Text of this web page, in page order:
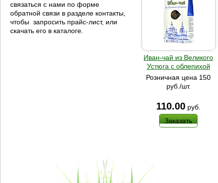
связаться с нами по форме
обратной связи в разделе контакты,
чтобы запросить прайс-лист, или
скачать его в каталоге.
Иван-чай из Великого
Устюга с облепихой
Розничная цена 150
руб./шт.
110.00 руб.
Заказать